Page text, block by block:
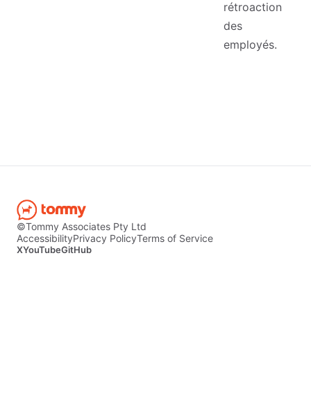
rétroaction
des
employés.
©Tommy Associates Pty Ltd
AccessibilityPrivacy PolicyTerms of Service
XYouTubeGitHub